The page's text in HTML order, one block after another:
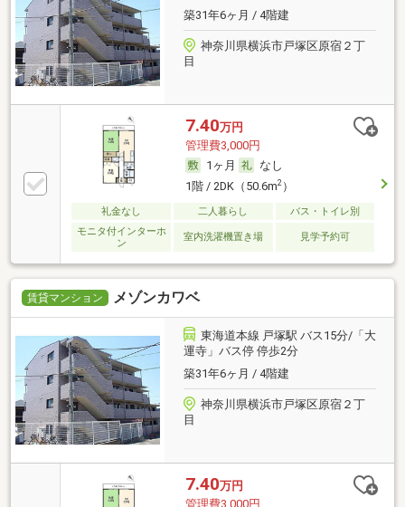
築31年6ヶ月 / 4階建
神奈川県横浜市戸塚区原宿２丁
目
7.40万円
管理費3,000円
1ヶ月
なし
1階 / 2DK（50.6m2）
礼金なし 二人暮らし
バス・トイレ別
モニタ付インターホ
ン
室内洗濯機置き場 見学予約可
賃貸マンション メゾンカワベ
東海道本線 戸塚駅 バス15分/「大
運寺」バス停 停歩2分
築31年6ヶ月 / 4階建
神奈川県横浜市戸塚区原宿２丁
目
7.40万円
管理費3,000円